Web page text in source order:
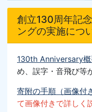
創立130周年記
ングの実施につ
130th Anniversary
め、誤字・音飛び等
寄附の手順（画像付
て画像付きで詳しく